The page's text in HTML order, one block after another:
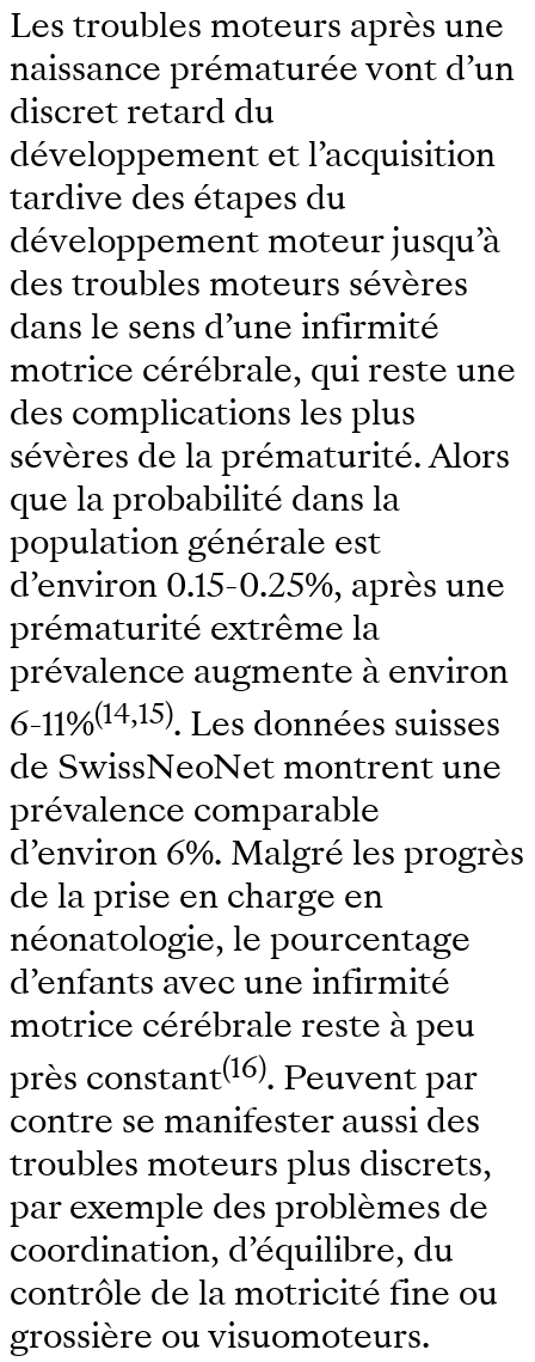
Les troubles moteurs après une
naissance prématurée vont d’un
discret retard du
développement et l’acquisition
tardive des étapes du
développement moteur jusqu’à
des troubles moteurs sévères
dans le sens d’une infirmité
motrice cérébrale, qui reste une
des complications les plus
sévères de la prématurité. Alors
que la probabilité dans la
population générale est
d’environ 0.15-0.25%, après une
prématurité extrême la
prévalence augmente à environ
6-11%(14,15). Les données suisses
de SwissNeoNet montrent une
prévalence comparable
d’environ 6%. Malgré les progrès
de la prise en charge en
néonatologie, le pourcentage
d’enfants avec une infirmité
motrice cérébrale reste à peu
près constant(16). Peuvent par
contre se manifester aussi des
troubles moteurs plus discrets,
par exemple des problèmes de
coordination, d’équilibre, du
contrôle de la motricité fine ou
grossière ou visuomoteurs.